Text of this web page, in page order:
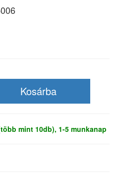
mint 10db), 1-5 munkanap